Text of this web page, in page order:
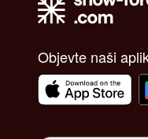
Objevte naši